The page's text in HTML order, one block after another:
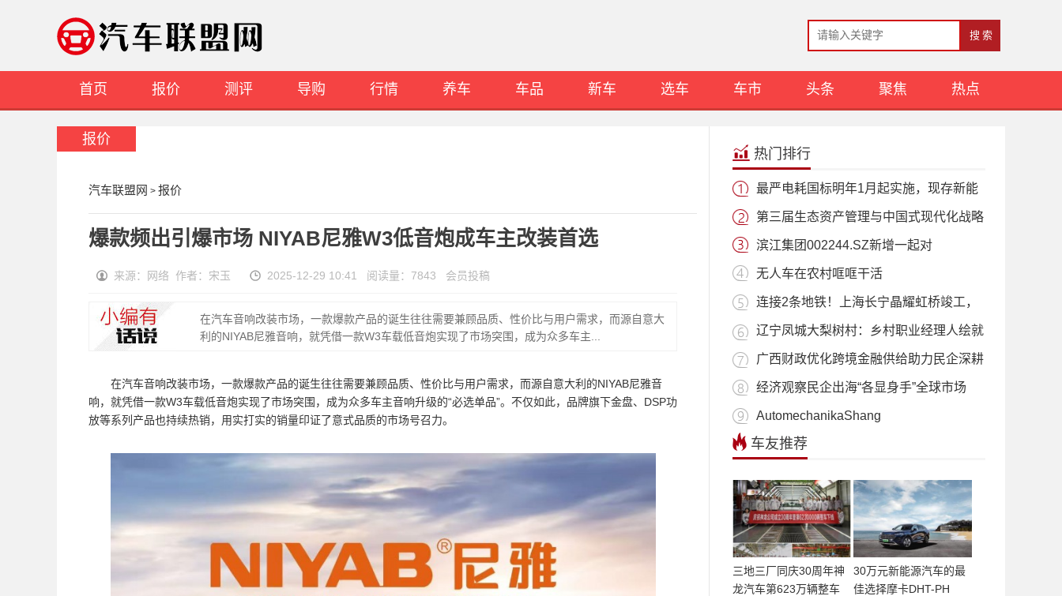
首页 报价 测评 导购 行情 养车 车品 新车 选车 车市 头条 聚焦 热点
报价
汽车联盟网 > 报价
爆款频出引爆市场 NIYAB尼雅W3低音炮成车主改装首选
来源：网络 作者：宋玉 2025-12-29 10:41 阅读量：7843 会员投稿
在汽车音响改装市场，一款爆款产品的诞生往往需要兼顾品质、性价比与用户需求，而源自意大
利的NIYAB尼雅音响，就凭借一款W3车载低音炮实现了市场突围，成为众多车主...
在汽车音响改装市场，一款爆款产品的诞生往往需要兼顾品质、性价比与用户需求，而源自意大利的NIYAB尼雅音
响，就凭借一款W3车载低音炮实现了市场突围，成为众多车主音响升级的“必选单品”。不仅如此，品牌旗下金盘、DSP功
放等系列产品也持续热销，用实打实的销量印证了意式品质的市场号召力。
热门排行
最严电耗国标明年1月起实施，现存新能
第三届生态资产管理与中国式现代化战略
滨江集团002244.SZ新增一起对
无人车在农村哐哐干活
连接2条地铁！上海长宁晶耀虹桥竣工，
辽宁凤城大梨树村：乡村职业经理人绘就
广西财政优化跨境金融供给助力民企深耕
经济观察民企出海“各显身手”全球市场
AutomechanikaShang
车友推荐
三地三厂同庆30周年神
龙汽车第623万辆整车
30万元新能源汽车的最
佳选择摩卡DHT-PH